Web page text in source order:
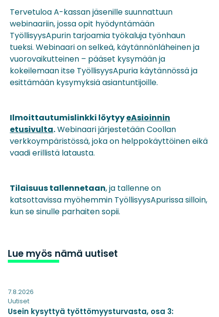
Lue myös nämä uutiset
7.8.2026
Uutiset
Usein kysyttyä työttömyysturvasta, osa 3:
Tervetuloa A-kassan jäsenille suunnattuun
webinaariin, jossa opit hyödyntämään
TyöllisyysApurin tarjoamia työkaluja työnhaun
tueksi. Webinaari on selkeä, käytännönläheinen ja
vuorovaikutteinen – pääset kysymään ja
kokeilemaan itse TyöllisyysApuria käytännössä ja
esittämään kysymyksiä asiantuntijoille.
Ilmoittautumislinkki löytyyeAsioinnin
etusivulta.Webinaari järjestetään Coollan
verkkoympäristössä, joka on helppokäyttöinen eikä
vaadi erillistä latausta.
Tilaisuus tallennetaan, ja tallenne on
katsottavissa myöhemmin TyöllisyysApurissa silloin,
kun se sinulle parhaiten sopii.